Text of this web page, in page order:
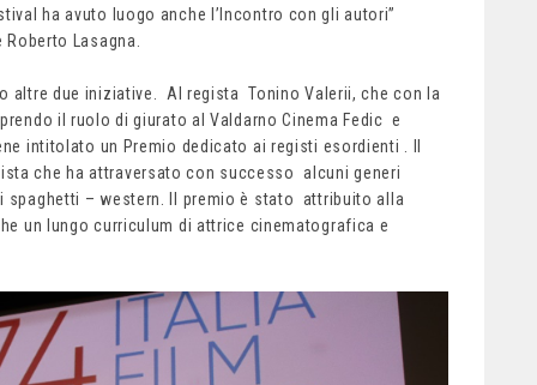
ha avuto luogo anche l’Incontro con gli autori”
Lasagna.
altre due iniziative. Al regista Tonino Valerii, che con la
il ruolo di giurato al Valdarno Cinema Fedic e
intitolato un Premio dedicato ai registi esordienti . Il
che ha attraversato con successo alcuni generi
– western. Il premio è stato attribuito alla
un lungo curriculum di attrice cinematografica e